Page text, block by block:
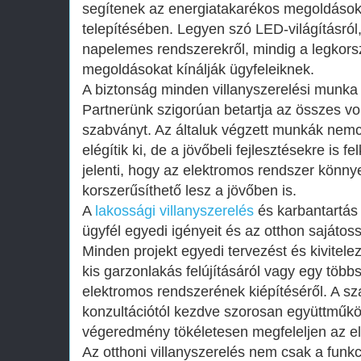
segítenek az energiatakarékos
telepítésében. Legyen szó LED-
napelemes rendszerekről, mindig a
megoldásokat kínálják ügyfeleiknek.
A biztonság minden villanyszerelési
Partnerünk szigorúan betartja az összes
szabványt. Az általuk végzett munkák
elégítik ki, de a jövőbeli fejlesztésekre is
jelenti, hogy az elektromos rendszer
korszerűsíthető lesz a jövőben is.
A lakossági villanyszerelés és
ügyfél egyedi igényeit és az otthon
Minden projekt egyedi tervezést és
kis garzonlakás felújításáról vagy egy
elektromos rendszerének kiépítéséről. A
konzultációtól kezdve szorosan
végeredmény tökéletesen megfeleljen az
Az otthoni villanyszerelés nem csak a